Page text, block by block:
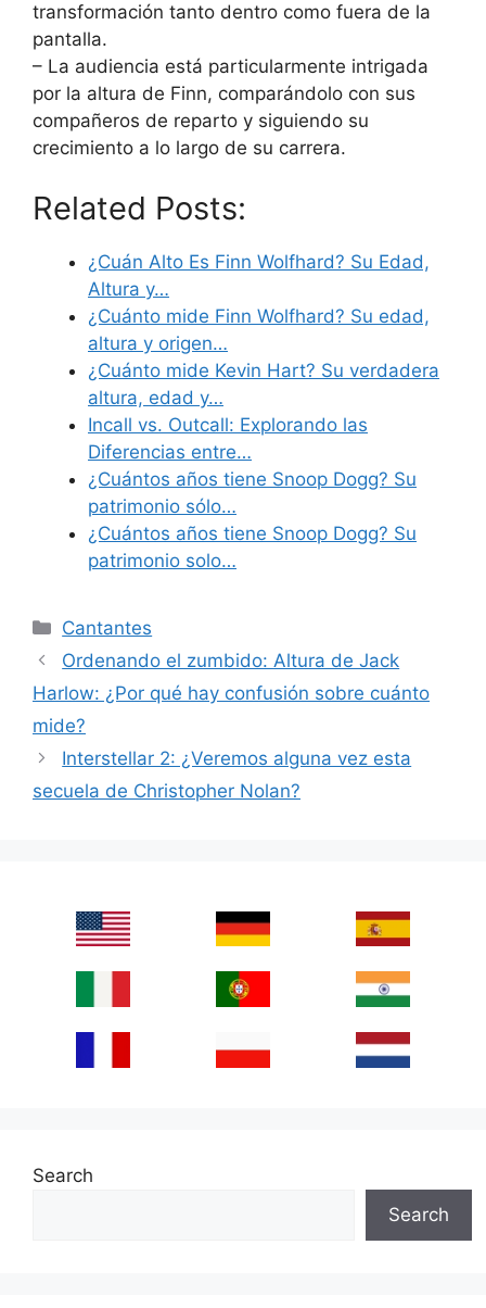
transformación tanto dentro como fuera de la
pantalla.
– La audiencia está particularmente intrigada
por la altura de Finn, comparándolo con sus
compañeros de reparto y siguiendo su
crecimiento a lo largo de su carrera.
Related Posts:
¿Cuán Alto Es Finn Wolfhard? Su Edad,
Altura y…
¿Cuánto mide Finn Wolfhard? Su edad,
altura y origen…
¿Cuánto mide Kevin Hart? Su verdadera
altura, edad y…
Incall vs. Outcall: Explorando las
Diferencias entre…
¿Cuántos años tiene Snoop Dogg? Su
patrimonio sólo…
¿Cuántos años tiene Snoop Dogg? Su
patrimonio solo…
Categories
Cantantes
Ordenando el zumbido: Altura de Jack
Harlow: ¿Por qué hay confusión sobre cuánto
mide?
Interstellar 2: ¿Veremos alguna vez esta
secuela de Christopher Nolan?
Search
Search